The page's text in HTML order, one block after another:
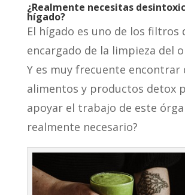
¿Realmente necesitas
hígado?
El hígado es uno de los filtros
encargado de la limpieza del
Y es muy frecuente encontrar
alimentos y productos detox
apoyar el trabajo de este
realmente necesario?